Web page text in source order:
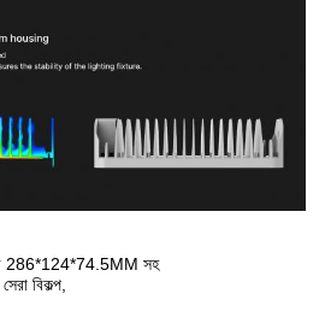
286*124*74.5MM সহ
বিকল্প,